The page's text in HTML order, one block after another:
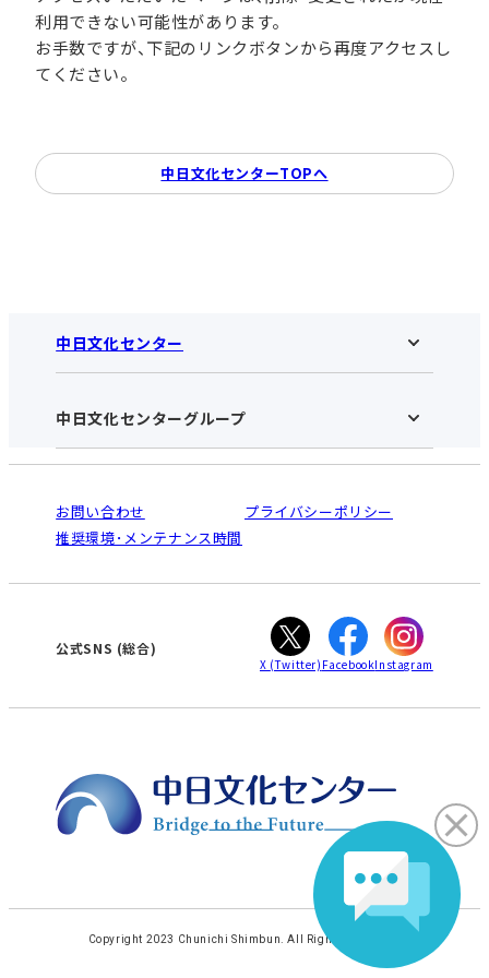
利用できない可能性があります。
お手数ですが、下記のリンクボタンから再度アクセスし
てください。
中日文化センターTOPへ
中日文化センター
中日文化センターHOME
アクセス･営業時間
法人割引について
ご利用ガイド
オンライン講座受講の手順
中日文化センターグループ
南大高
犬山
高蔵寺
大垣
津
お問い合わせ
プライバシーポリシー
推奨環境･メンテナンス時間
公式SNS (総合)
X (Twitter) FacebookInstagram
Copyright 2023 Chunichi Shimbun. All Rights Reserved.